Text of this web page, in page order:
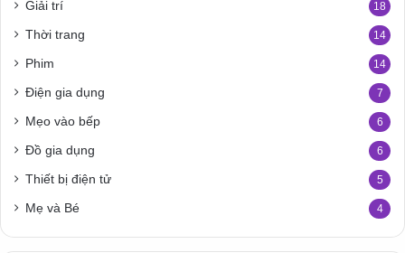
Giải trí 18
Thời trang 14
Phim 14
Điện gia dụng 7
Mẹo vào bếp 6
Đồ gia dụng 6
Thiết bị điện tử 5
Mẹ và Bé 4